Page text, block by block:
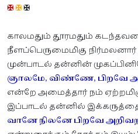
✠✠✠
காலமதும் தூரமதும்
நீளப்பெருமைமிகு
முன்பாடல் தன்னின்
ஞாலமே, விண்ணே, பிறவே
என்றே அமைத்தார் நம்
இப்பாடல் தன்னில்
வானே நிலனே பிறவே